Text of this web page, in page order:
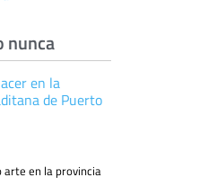
nunca
en la
de Puerto
arte en la provincia